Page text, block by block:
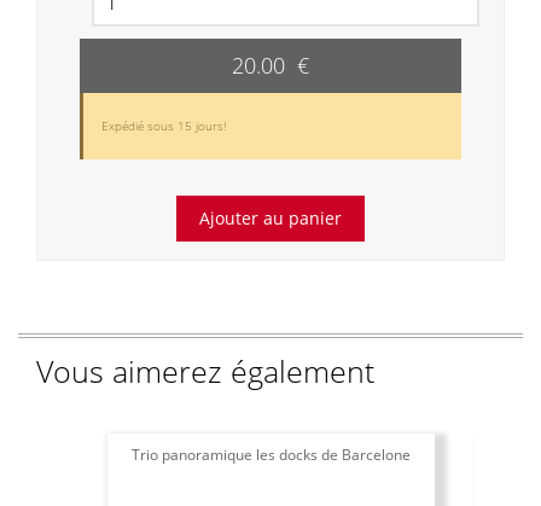
20.00 €
Expédié sous 15 jours!
Vous aimerez également
Trio panoramique les docks de Barcelone